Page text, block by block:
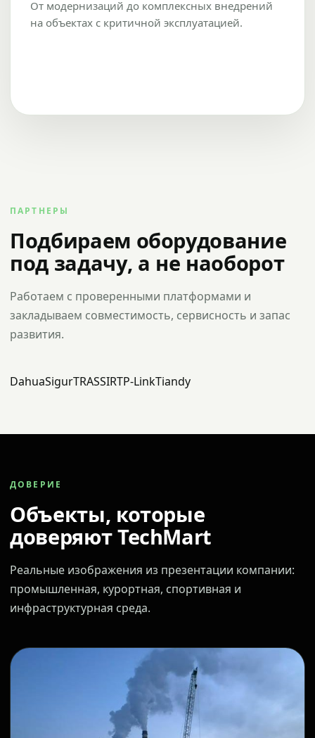
От модернизаций до комплексных внедрений
на объектах с критичной эксплуатацией.
ПАРТНЕРЫ
Подбираем оборудование
под задачу, а не наоборот
Работаем с проверенными платформами и
закладываем совместимость, сервисность и запас
развития.
DahuaSigurTRASSIRTP-LinkTiandy
ДОВЕРИЕ
Объекты, которые
доверяют TechMart
Реальные изображения из презентации компании:
промышленная, курортная, спортивная и
инфраструктурная среда.